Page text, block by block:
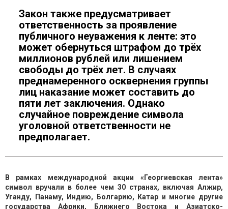
Закон также предусматривает
ответственность за проявление
публичного неуважения к ленте: это
может обернуться штрафом до трёх
миллионов рублей или лишением
свободы до трёх лет. В случаях
преднамеренного осквернения группы
лиц наказание может составить до
пяти лет заключения. Однако
случайное повреждение символа
уголовной ответственности не
предполагает.
В рамках международной акции «Георгиевская лента»
символ вручали в более чем 30 странах, включая Алжир,
Уганду, Панаму, Индию, Болгарию, Катар и многие другие
государства Африки, Ближнего Востока и Азиатско-